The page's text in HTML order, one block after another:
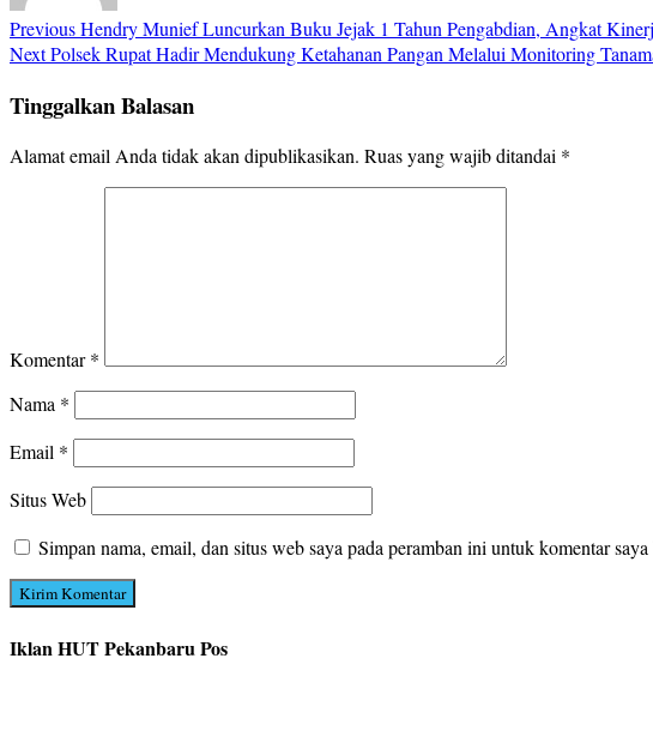
PreviousHendry Munief Luncurkan Buku Jejak 1 Tahun Pengabdian, Angkat
NextPolsek Rupat Hadir Mendukung Ketahanan Pangan Melalui Monitoring
Tinggalkan Balasan
Alamat email Anda tidak akan dipublikasikan. Ruas yang wajib ditandai *
Komentar*
Nama *
Email *
Situs Web
Simpan nama, email, dan situs web saya pada peramban ini untuk komentar
Iklan HUT Pekanbaru Pos